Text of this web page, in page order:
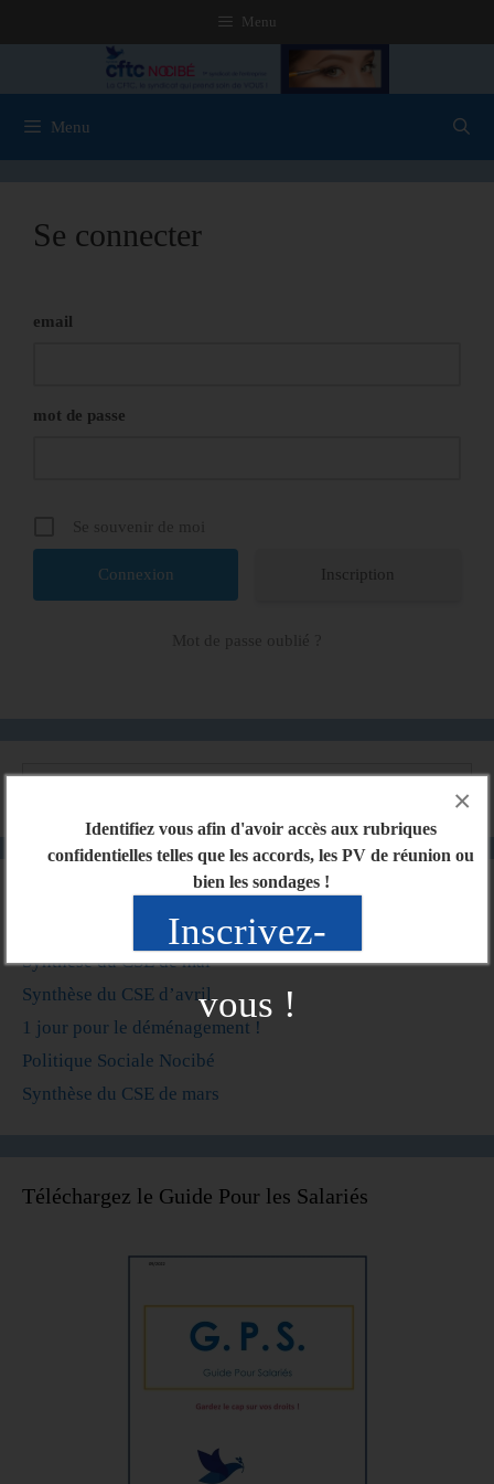
Identifiez vous afin d'avoir accès aux rubriques
confidentielles telles que les accords, les PV de réunion ou
bien les sondages !
Inscrivez-
vous !
×
Menu
Menu
Se connecter
email
mot de passe
Se souvenir de moi
Inscription
Mot de passe oublié ?
Articles récents
Synthèse du CSE de mai
Synthèse du CSE d’avril
1 jour pour le déménagement !
Politique Sociale Nocibé
Synthèse du CSE de mars
Téléchargez le Guide Pour les Salariés